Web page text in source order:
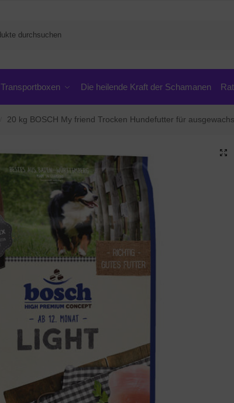
Transportboxen Die heilende Kraft der Schamanen
20 kg BOSCH My friend Trocken Hundefutter für